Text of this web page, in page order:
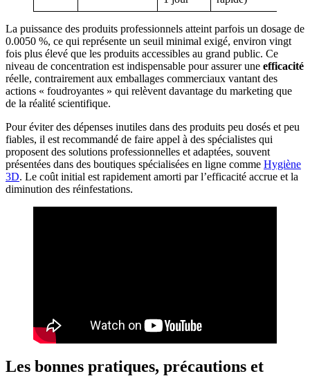
La puissance des produits professionnels atteint parfois un dosage de
0.0050 %, ce qui représente un seuil minimal exigé, environ vingt
fois plus élevé que les produits accessibles au grand public. Ce
niveau de concentration est indispensable pour assurer une efficacité
réelle, contrairement aux emballages commerciaux vantant des
actions « foudroyantes » qui relèvent davantage du marketing que
de la réalité scientifique.
Pour éviter des dépenses inutiles dans des produits peu dosés et peu
fiables, il est recommandé de faire appel à des spécialistes qui
proposent des solutions professionnelles et adaptées, souvent
présentées dans des boutiques spécialisées en ligne comme Hygiène
3D. Le coût initial est rapidement amorti par l’efficacité accrue et la
diminution des réinfestations.
Les bonnes pratiques, précautions et